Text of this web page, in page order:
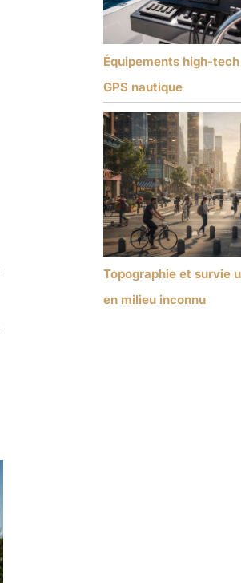
Équipements high-
GPS nautique
Topographie et survie
en milieu inconnu